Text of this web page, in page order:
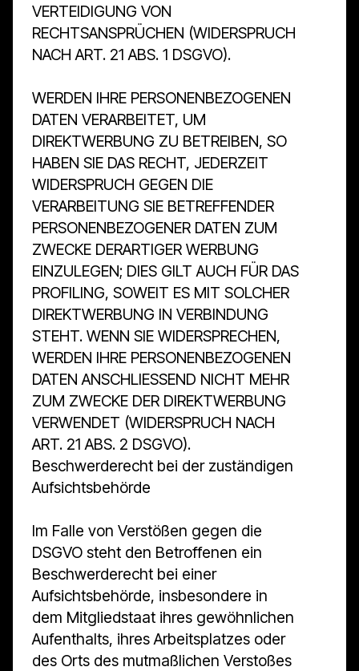
VERTEIDIGUNG VON
RECHTSANSPRÜCHEN (WIDERSPRUCH
NACH ART. 21 ABS. 1 DSGVO).
WERDEN IHRE PERSONENBEZOGENEN
DATEN VERARBEITET, UM
DIREKTWERBUNG ZU BETREIBEN, SO
HABEN SIE DAS RECHT, JEDERZEIT
WIDERSPRUCH GEGEN DIE
VERARBEITUNG SIE BETREFFENDER
PERSONENBEZOGENER DATEN ZUM
ZWECKE DERARTIGER WERBUNG
EINZULEGEN; DIES GILT AUCH FÜR DAS
PROFILING, SOWEIT ES MIT SOLCHER
DIREKTWERBUNG IN VERBINDUNG
STEHT. WENN SIE WIDERSPRECHEN,
WERDEN IHRE PERSONENBEZOGENEN
DATEN ANSCHLIESSEND NICHT MEHR
ZUM ZWECKE DER DIREKTWERBUNG
VERWENDET (WIDERSPRUCH NACH
ART. 21 ABS. 2 DSGVO).
Beschwerde­recht bei der zuständigen
Aufsichts­behörde
Im Falle von Verstößen gegen die
DSGVO steht den Betroffenen ein
Beschwerderecht bei einer
Aufsichtsbehörde, insbesondere in
dem Mitgliedstaat ihres gewöhnlichen
Aufenthalts, ihres Arbeitsplatzes oder
des Orts des mutmaßlichen Verstoßes